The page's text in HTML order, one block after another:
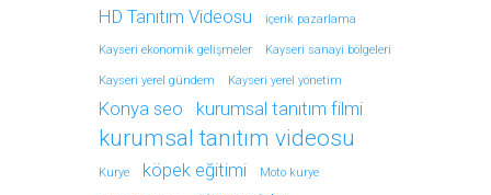
HD Tanıtım Videosu içerik pazarlama
Kayseri ekonomik gelişmeler Kayseri sanayi bölgeleri
Kayseri yerel gündem Kayseri yerel yönetim
Konya seo kurumsal tanıtım filmi
kurumsal tanıtım videosu
Kurye köpek eğitimi Moto kurye